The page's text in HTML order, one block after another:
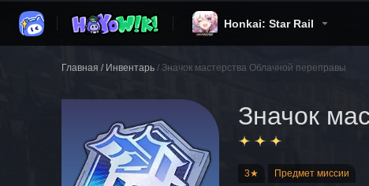
Honkai: Star Rail
Главная / Инвентарь / Значок мастерства Облачной переправы
Значок
3★ Предмет миссии